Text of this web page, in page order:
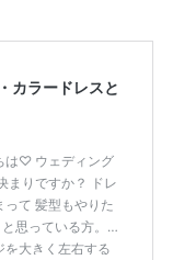
カラードレスと
は♡ ウェディング
まりですか？ ドレ
って 髪型もやりた
思っている方。
を大きく左右する